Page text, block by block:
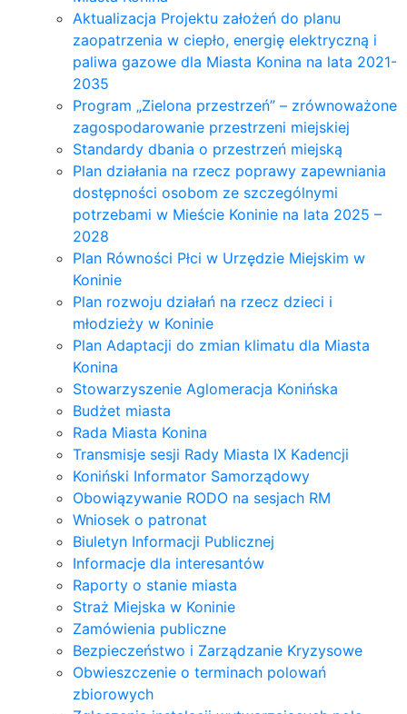
Aktualizacja Projektu założeń do planu
zaopatrzenia w ciepło, energię elektryczną i
paliwa gazowe dla Miasta Konina na lata 2021-
2035
Program „Zielona przestrzeń” – zrównoważone
zagospodarowanie przestrzeni miejskiej
Standardy dbania o przestrzeń miejską
Plan działania na rzecz poprawy zapewniania
dostępności osobom ze szczególnymi
potrzebami w Mieście Koninie na lata 2025 –
2028
Plan Równości Płci w Urzędzie Miejskim w
Koninie
Plan rozwoju działań na rzecz dzieci i
młodzieży w Koninie
Plan Adaptacji do zmian klimatu dla Miasta
Konina
Stowarzyszenie Aglomeracja Konińska
Budżet miasta
Rada Miasta Konina
Transmisje sesji Rady Miasta IX Kadencji
Koniński Informator Samorządowy
Obowiązywanie RODO na sesjach RM
Wniosek o patronat
Biuletyn Informacji Publicznej
Informacje dla interesantów
Raporty o stanie miasta
Straż Miejska w Koninie
Zamówienia publiczne
Bezpieczeństwo i Zarządzanie Kryzysowe
Obwieszczenie o terminach polowań
zbiorowych